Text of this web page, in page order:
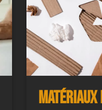
Matériaux